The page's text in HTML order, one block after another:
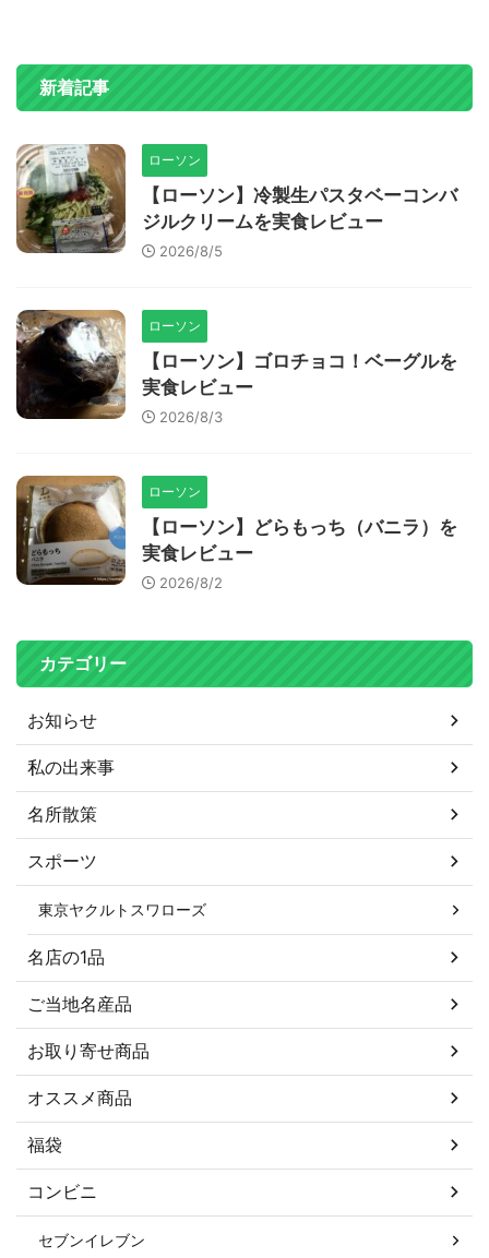
新着記事
ローソン
【ローソン】冷製生パスタベーコンバ
ジルクリームを実食レビュー
2026/8/5
ローソン
【ローソン】ゴロチョコ！ベーグルを
実食レビュー
2026/8/3
ローソン
【ローソン】どらもっち（バニラ）を
実食レビュー
2026/8/2
カテゴリー
お知らせ
私の出来事
名所散策
スポーツ
東京ヤクルトスワローズ
名店の1品
ご当地名産品
お取り寄せ商品
オススメ商品
福袋
コンビニ
セブンイレブン